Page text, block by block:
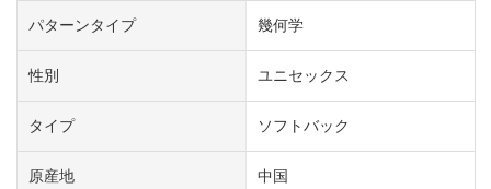
パターンタイプ 幾何学
性別 ユニセックス
タイプ ソフトバック
原産地 中国